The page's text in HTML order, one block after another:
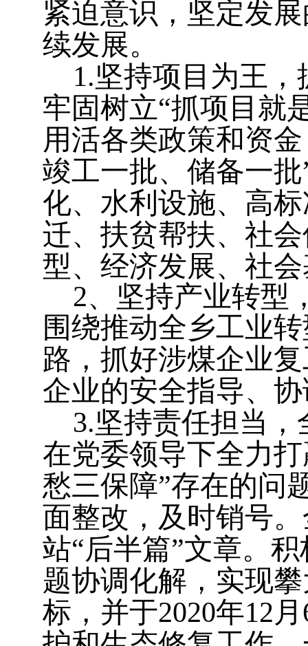
紧迫意识，坚定发
续发展。
1.坚持项目为王
牢固树立“抓项目就
用活各类政策和资
竣工一批、储备一
化、水利设施、高
迁、扶贫帮扶、社
型、经济发展、社
2、坚持产业转型
围绕推动全乡工业
路，抓好涉煤企业
企业的安全指导、
3.坚持责任担当
在党委领导下全力
愁三保障”存在的问
面整改，及时销号
站“后半篇”文章。
题协调化解，实现
标，并于2020年12